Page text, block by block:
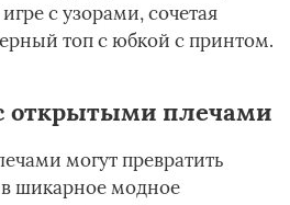
с узорами, сочетая
топ с юбкой с принтом.
открытыми плечами
могут превратить
шикарное модное